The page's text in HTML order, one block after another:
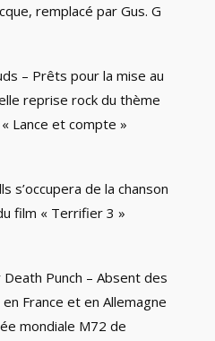
remplacé par Gus. G
– Prêts pour la mise au
reprise rock du thème
Lance et compte »
s’occupera de la chanson
film « Terrifier 3 »
Death Punch – Absent des
France et en Allemagne
mondiale M72 de